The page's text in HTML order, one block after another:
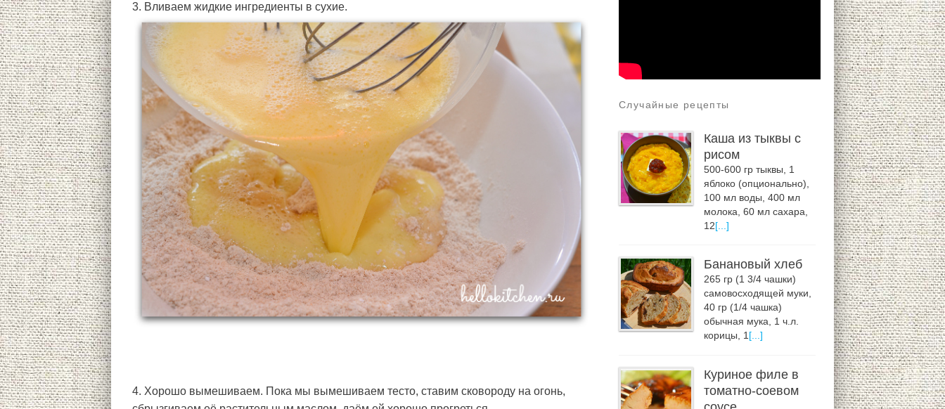
3. Вливаем жидкие ингредиенты в сухие.
4. Хорошо вымешиваем. Пока мы вымешиваем тесто, ставим сковороду на огонь,
Случайные рецепты
Каша из тыквы с
рисом
500-600 гр тыквы, 1
яблоко (опционально),
100 мл воды, 400 мл
молока, 60 мл сахара,
12 [...]
Банановый хлеб
265 гр (1 3/4 чашки)
самовосходящей муки,
40 гр (1/4 чашка)
обычная мука, 1 ч.л.
корицы, 1 [...]
Куриное филе в
томатно-соевом